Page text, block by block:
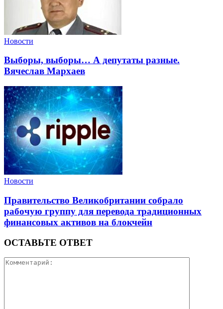
Новости
Выборы, выборы… А депутаты разные.
Вячеслав Мархаев
Новости
Правительство Великобритании собрало
рабочую группу для перевода традиционных
финансовых активов на блокчейн
ОСТАВЬТЕ ОТВЕТ